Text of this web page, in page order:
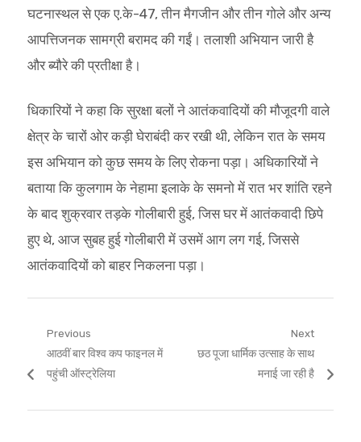
घटनास्थल से एक ए.के-47, तीन मैगजीन और तीन गोले और अन्‍य
आपत्तिजनक सामग्री बरामद की गईं। तलाशी अभियान जारी है
और ब्‍यौरे की प्रतीक्षा है।
धिकारियों ने कहा कि सुरक्षा बलों ने आतंकवादियों की मौजूदगी वाले
क्षेत्र के चारों ओर कड़ी घेराबंदी कर रखी थी, लेकिन रात के समय
इस अभियान को कुछ समय के लिए रोकना पड़ा। अधिकारियों ने
बताया कि कुलगाम के नेहामा इलाके के समनो में रात भर शांति रहने
के बाद शुक्रवार तड़के गोलीबारी हुई, जिस घर में आतंकवादी छिपे
हुए थे, आज सुबह हुई गोलीबारी में उसमें आग लग गई, जिससे
आतंकवादियों को बाहर निकलना पड़ा।
Post
navigation
Previous
Previous
post:
आठवीं बार विश्व कप फाइनल में
पहुंची ऑस्ट्रेलिया
Next
Next
छठ पूजा धार्मिक उत्साह के साथ
मनाई जा रही है